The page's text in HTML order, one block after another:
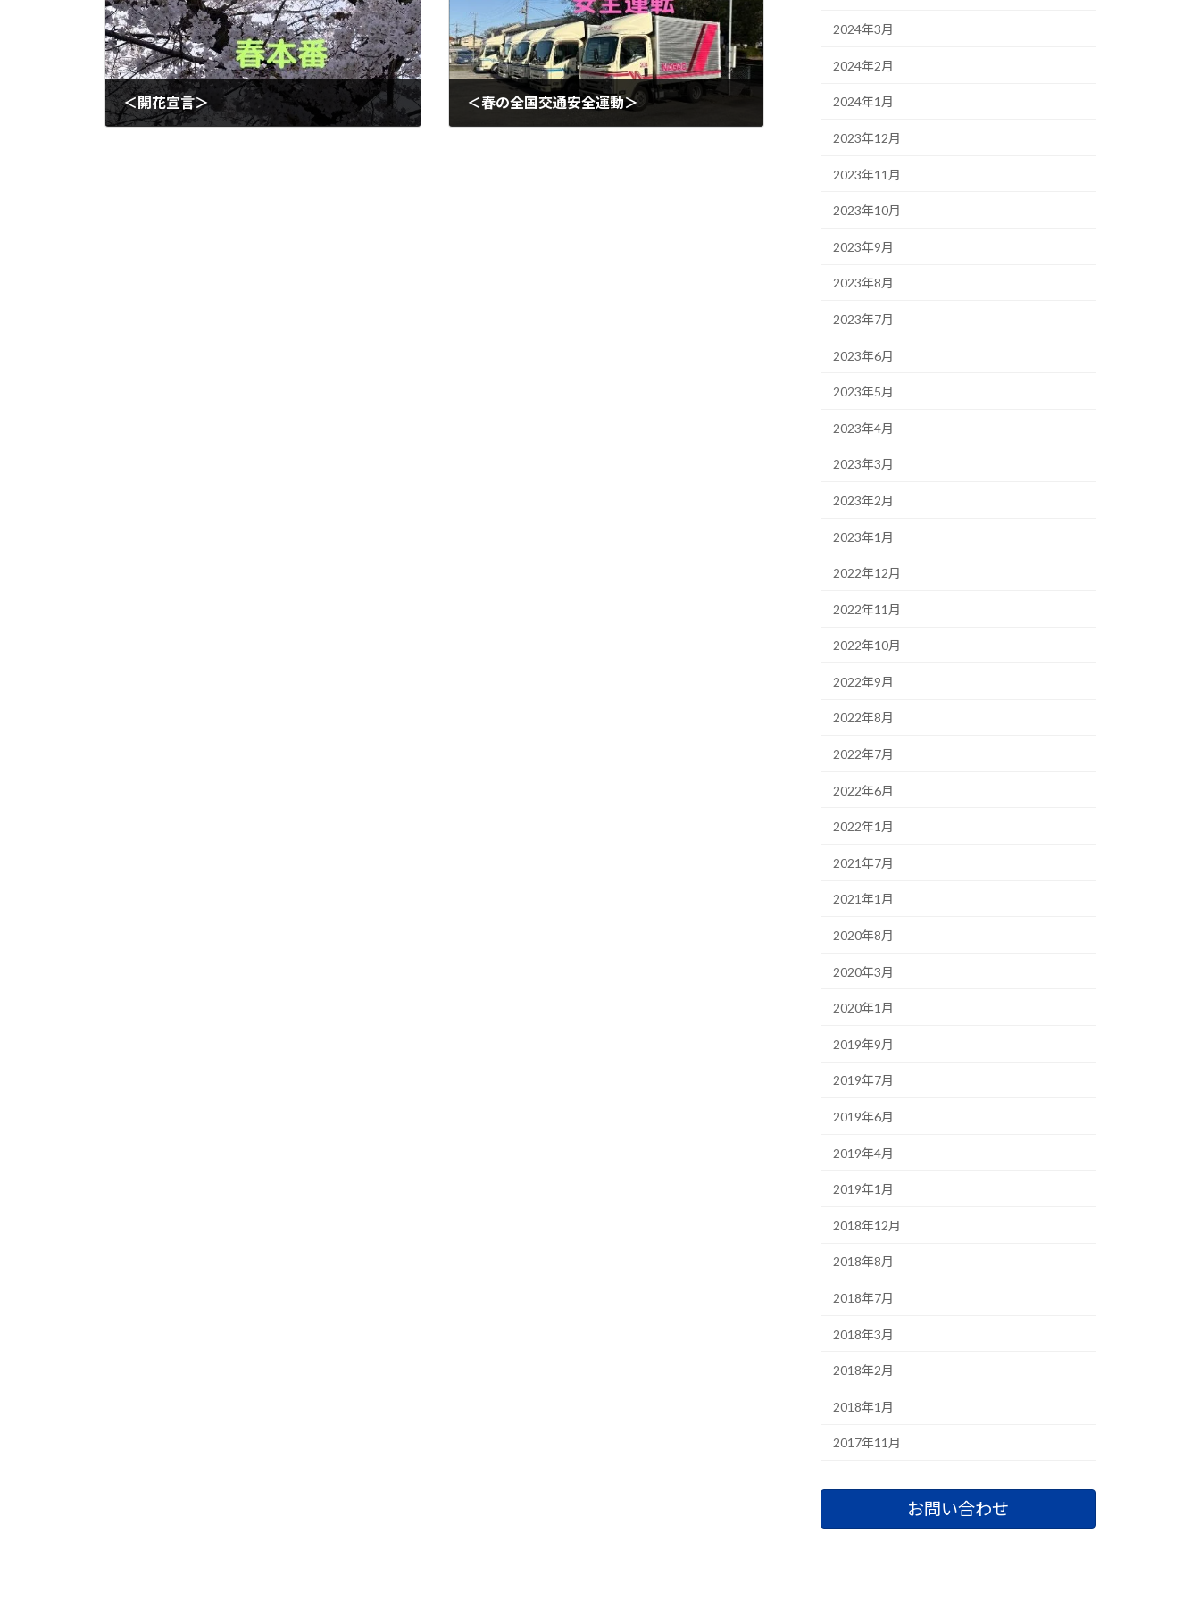
＜開花宣言＞ ＜春の全国交通安全運動＞
2024年3月
2024年2月
2024年1月
2023年12月
2023年11月
2023年10月
2023年9月
2023年8月
2023年7月
2023年6月
2023年5月
2023年4月
2023年3月
2023年2月
2023年1月
2022年12月
2022年11月
2022年10月
2022年9月
2022年8月
2022年7月
2022年6月
2022年1月
2021年7月
2021年1月
2020年8月
2020年3月
2020年1月
2019年9月
2019年7月
2019年6月
2019年4月
2019年1月
2018年12月
2018年8月
2018年7月
2018年3月
2018年2月
2018年1月
2017年11月
お問い合わせ